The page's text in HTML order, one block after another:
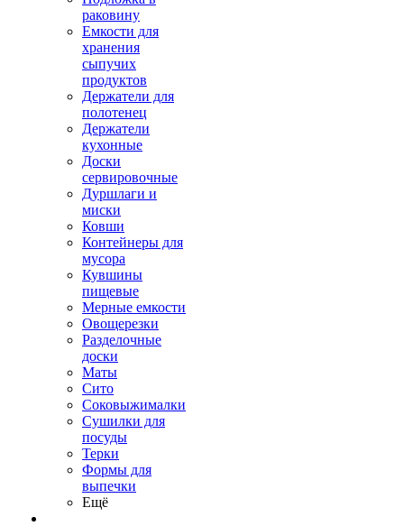
раковину
Емкости для
хранения
сыпучих
продуктов
Держатели для
полотенец
Держатели
кухонные
Доски
сервировочные
Дуршлаги и
миски
Ковши
Контейнеры для
мусора
Кувшины
пищевые
Мерные емкости
Овощерезки
Разделочные
доски
Маты
Сито
Соковыжималки
Сушилки для
посуды
Терки
Формы для
выпечки
Ещё